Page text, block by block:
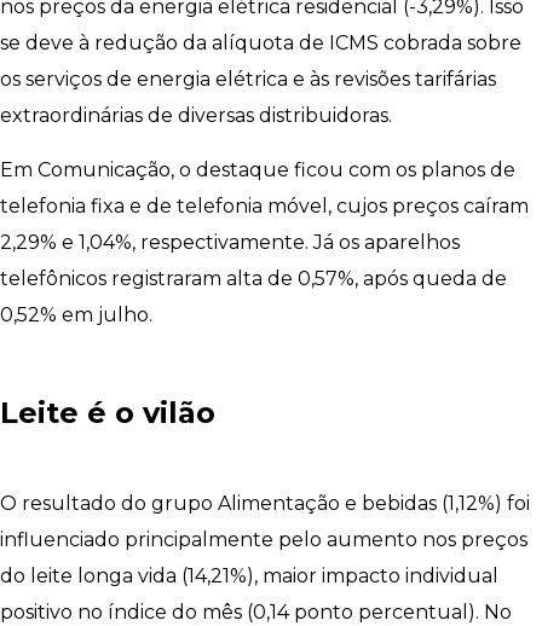
nos preços da energia elétrica residencial (-3,29%). Isso
se deve à redução da alíquota de ICMS cobrada sobre
os serviços de energia elétrica e às revisões tarifárias
extraordinárias de diversas distribuidoras.
Em Comunicação, o destaque ficou com os planos de
telefonia fixa e de telefonia móvel, cujos preços caíram
2,29% e 1,04%, respectivamente. Já os aparelhos
telefônicos registraram alta de 0,57%, após queda de
0,52% em julho.
Leite é o vilão
O resultado do grupo Alimentação e bebidas (1,12%) foi
influenciado principalmente pelo aumento nos preços
do leite longa vida (14,21%), maior impacto individual
positivo no índice do mês (0,14 ponto percentual). No